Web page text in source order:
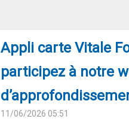
Appli carte Vitale
participez à notre
11/06/2026 05:51